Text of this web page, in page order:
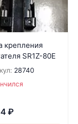
крепления
SR1Z-80Е
28740
₽